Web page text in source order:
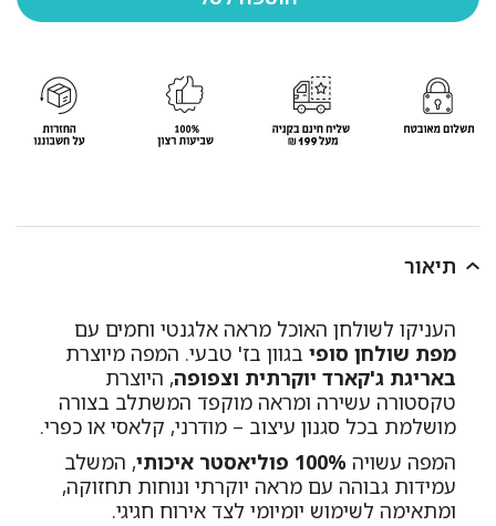
תיאור
העניקו לשולחן האוכל מראה אלגנטי וחמים עם
מפת שולחן סופי בגוון בז' טבעי. המפה מיוצרת
באריגת ג'קארד יוקרתית וצפופה, היוצרת
טקסטורה עשירה ומראה מוקפד המשתלב בצורה
מושלמת בכל סגנון עיצוב – מודרני, קלאסי או כפרי.
המפה עשויה 100% פוליאסטר איכותי
, המשלב
עמידות גבוהה עם מראה יוקרתי ונוחות תחזוקה,
ומתאימה לשימוש יומיומי לצד אירוח חגיגי.